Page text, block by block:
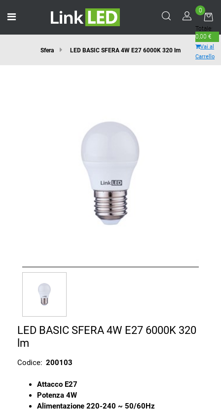
0
Totale:
0,00 €
Vai al
Carrello
Sfera LED BASIC SFERA 4W E27 6000K 320 lm
LED BASIC SFERA 4W E27 6000K 320
lm
Codice: 200103
Attacco E27
Potenza 4W
Alimentazione 220-240 ~ 50/60Hz